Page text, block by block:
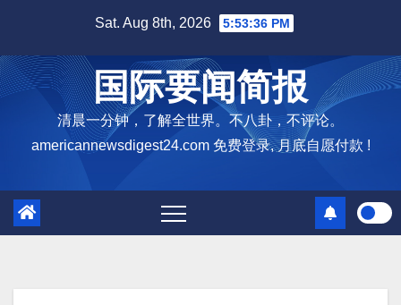
content
Sat. Aug 8th, 2026 5:53:37 PM
国际要闻简报
清晨一分钟，了解全世界。不八卦，不评论。
americannewsdigest24.com 免费登录, 月底自愿付款 !